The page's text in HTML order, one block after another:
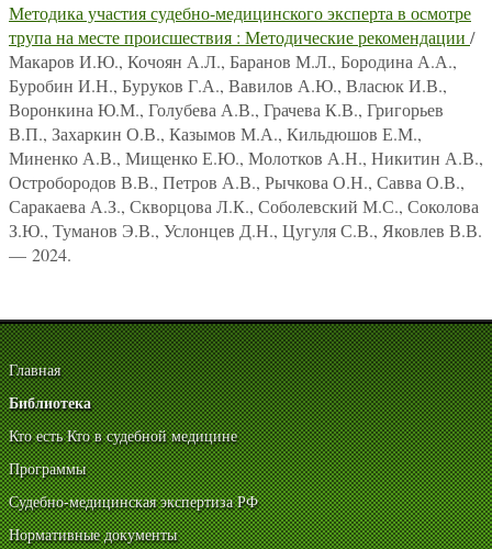
Методика участия судебно-медицинского эксперта в осмотре
трупа на месте происшествия : Методические рекомендации /
Макаров И.Ю., Кочоян А.Л., Баранов М.Л., Бородина А.А.,
Буробин И.Н., Буруков Г.А., Вавилов А.Ю., Власюк И.В.,
Воронкина Ю.М., Голубева А.В., Грачева К.В., Григорьев
В.П., Захаркин О.В., Казымов М.А., Кильдюшов Е.М.,
Миненко А.В., Мищенко Е.Ю., Молотков А.Н., Никитин А.В.,
Остробородов В.В., Петров А.В., Рычкова О.Н., Савва О.В.,
Саракаева А.З., Скворцова Л.К., Соболевский М.С., Соколова
З.Ю., Туманов Э.В., Услонцев Д.Н., Цугуля С.В., Яковлев В.В.
— 2024.
Главная
Библиотека
Кто есть Кто в судебной медицине
Программы
Судебно-медицинская экспертиза РФ
Нормативные документы